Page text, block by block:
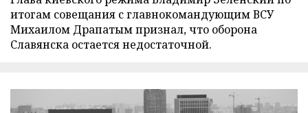
итогам совещания с главнокомандующим ВСУ
Михаилом Драпатым признал, что оборона
Славянска остается недостаточной.